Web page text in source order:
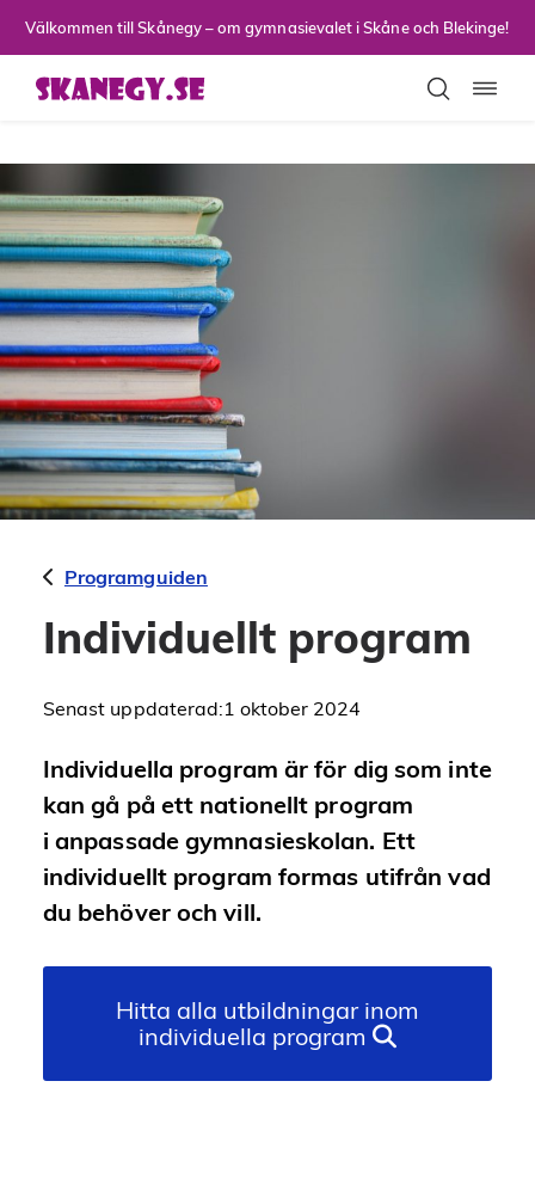
Välkommen till Skånegy – om gymnasievalet i Skåne och Blekinge!
Programguiden
Individuellt program
Senast uppdaterad:1 oktober 2024
Individuella program är för dig som inte
kan gå på ett nationellt program
i anpassade gymnasieskolan. Ett
individuellt program formas utifrån vad
du behöver och vill.
Hitta alla utbildningar inom
individuella program